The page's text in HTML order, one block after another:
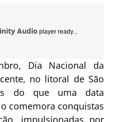
Audio player ready...
Dia Nacional da
no litoral de São
do que uma data
comemora conquistas